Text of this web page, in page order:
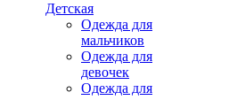
Детская
Одежда для
мальчиков
Одежда для
девочек
Одежда для